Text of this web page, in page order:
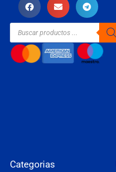
Búsqueda
productos
Categorias